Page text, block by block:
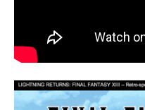
ITエンジニア向け専門サイト
企業向けIT製品の総合サイト